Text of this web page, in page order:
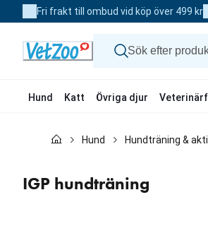
to
Fri frakt till ombud vid köp över 499 kr
Hund Katt Övriga djur
Varumärken
Hund Hundträning &
IGP hundträning